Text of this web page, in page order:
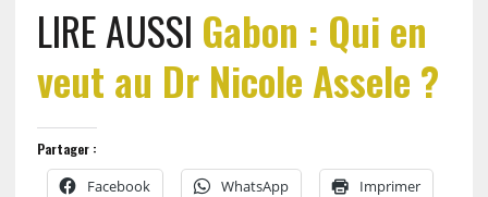
LIRE AUSSI Gabon : Qui en
veut au Dr Nicole Assele ?
Partager :
Facebook WhatsApp Imprimer